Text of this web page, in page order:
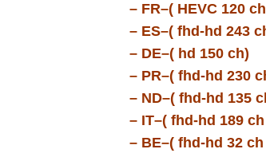
– FR–( HEVC 120
– ES–( fhd-hd 243
– DE–( hd 150 ch)
– PR–( fhd-hd 230
– ND–( fhd-hd 135
– IT–( fhd-hd 189 ch
– BE–( fhd-hd 32 ch